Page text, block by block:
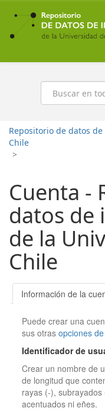
Ir
contenido
principal
Buscar
Repositorio de datos
Chile
>
Cuenta -
datos de
de la
Chile
Información de la
Puede crear una
sus otrasopciones
Identificador de
Crear un nombre de
de longitud que
rayas (-),
acentuados ni eñes.